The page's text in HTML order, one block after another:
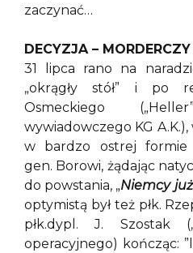
zaczynać…
DECYZJA – MORDERCZY
31 lipca rano na
„okrągły stół” i po
Osmeckiego
wywiadowczego KG
w bardzo ostrej formie
gen. Borowi, żądając
do powstania, „Niemcy
optymistą był też płk.
płk.dypl. J. Szostak
operacyjnego) kończąc: